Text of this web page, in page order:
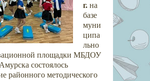
г. на
базе
муни
ципа
льно
площадки МБДОУ
состоялось
районного методического